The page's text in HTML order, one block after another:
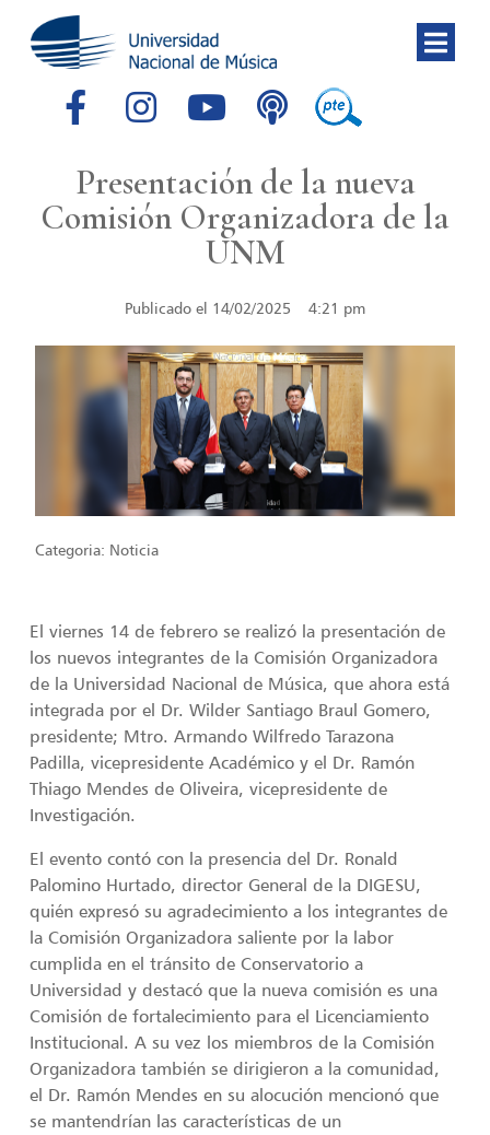
Presentación de la nueva
Comisión Organizadora de la
UNM
Publicado el 14/02/2025 4:21 pm
Categoria: Noticia
El viernes 14 de febrero se realizó la presentación de
los nuevos integrantes de la Comisión Organizadora
de la Universidad Nacional de Música, que ahora está
integrada por el Dr. Wilder Santiago Braul Gomero,
presidente; Mtro. Armando Wilfredo Tarazona
Padilla, vicepresidente Académico y el Dr. Ramón
Thiago Mendes de Oliveira, vicepresidente de
Investigación.
El evento contó con la presencia del Dr. Ronald
Palomino Hurtado, director General de la DIGESU,
quién expresó su agradecimiento a los integrantes de
la Comisión Organizadora saliente por la labor
cumplida en el tránsito de Conservatorio a
Universidad y destacó que la nueva comisión es una
Comisión de fortalecimiento para el Licenciamiento
Institucional. A su vez los miembros de la Comisión
Organizadora también se dirigieron a la comunidad,
el Dr. Ramón Mendes en su alocución mencionó que
se mantendrían las características de un